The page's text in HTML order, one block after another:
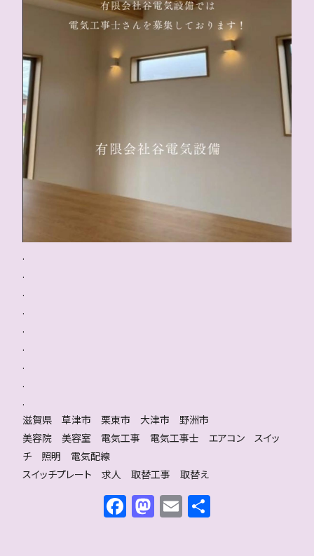
.
.
.
.
.
.
.
.
.
滋賀県 草津市 栗東市 大津市 野洲市
美容院 美容室 電気工事 電気工事士 エアコン スイッ
チ 照明 電気配線
スイッチプレート 求人 取替工事 取替え
F
a
M
a
E
m